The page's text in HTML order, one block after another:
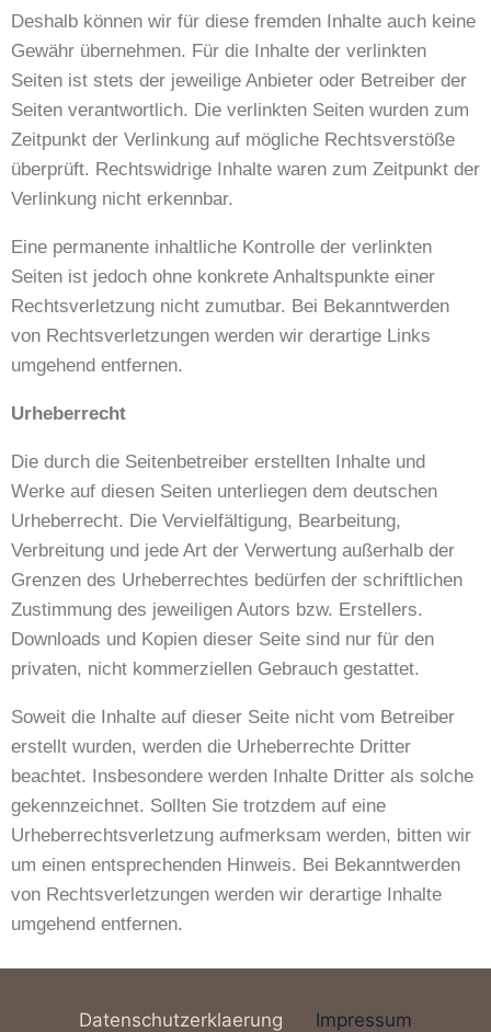
Deshalb können wir für diese fremden Inhalte auch keine
Gewähr übernehmen. Für die Inhalte der verlinkten
Seiten ist stets der jeweilige Anbieter oder Betreiber der
Seiten verantwortlich. Die verlinkten Seiten wurden zum
Zeitpunkt der Verlinkung auf mögliche Rechtsverstöße
überprüft. Rechtswidrige Inhalte waren zum Zeitpunkt der
Verlinkung nicht erkennbar.
Eine permanente inhaltliche Kontrolle der verlinkten
Seiten ist jedoch ohne konkrete Anhaltspunkte einer
Rechtsverletzung nicht zumutbar. Bei Bekanntwerden
von Rechtsverletzungen werden wir derartige Links
umgehend entfernen.
Urheberrecht
Die durch die Seitenbetreiber erstellten Inhalte und
Werke auf diesen Seiten unterliegen dem deutschen
Urheberrecht. Die Vervielfältigung, Bearbeitung,
Verbreitung und jede Art der Verwertung außerhalb der
Grenzen des Urheberrechtes bedürfen der schriftlichen
Zustimmung des jeweiligen Autors bzw. Erstellers.
Downloads und Kopien dieser Seite sind nur für den
privaten, nicht kommerziellen Gebrauch gestattet.
Soweit die Inhalte auf dieser Seite nicht vom Betreiber
erstellt wurden, werden die Urheberrechte Dritter
beachtet. Insbesondere werden Inhalte Dritter als solche
gekennzeichnet. Sollten Sie trotzdem auf eine
Urheberrechtsverletzung aufmerksam werden, bitten wir
um einen entsprechenden Hinweis. Bei Bekanntwerden
von Rechtsverletzungen werden wir derartige Inhalte
umgehend entfernen.
Datenschutzerklaerung Impressum